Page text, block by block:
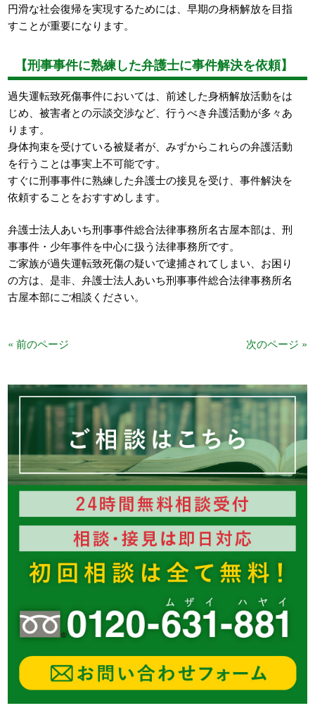
円滑な社会復帰を実現するためには、早期の身柄解放を目指
すことが重要になります。
【刑事事件に熟練した弁護士に事件解決を依頼】
過失運転致死傷事件においては、前述した身柄解放活動をは
じめ、被害者との示談交渉など、行うべき弁護活動が多々あ
ります。
身体拘束を受けている被疑者が、みずからこれらの弁護活動
を行うことは事実上不可能です。
すぐに刑事事件に熟練した弁護士の接見を受け、事件解決を
依頼することをおすすめします。
弁護士法人あいち刑事事件総合法律事務所名古屋本部は、刑
事事件・少年事件を中心に扱う法律事務所です。
ご家族が過失運転致死傷の疑いで逮捕されてしまい、お困り
の方は、是非、弁護士法人あいち刑事事件総合法律事務所名
古屋本部にご相談ください。
« 前のページ 次のページ »